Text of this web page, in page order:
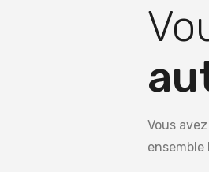
Vous
ensemble